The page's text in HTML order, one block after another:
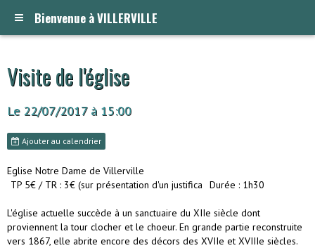
Bienvenue à VILLERVILLE
Visite de l'église
Le 22/07/2017 à 15:00
Ajouter au calendrier
Eglise Notre Dame de Villerville
TP 5€ / TR : 3€ (sur présentation d'un justifica
Durée : 1h30
L'église actuelle succède à un sanctuaire du XIIe siècle dont
proviennent la tour clocher et le choeur. En grande partie reconstruite
vers 1867, elle abrite encore des décors des XVIIe et XVIIIe siècles.